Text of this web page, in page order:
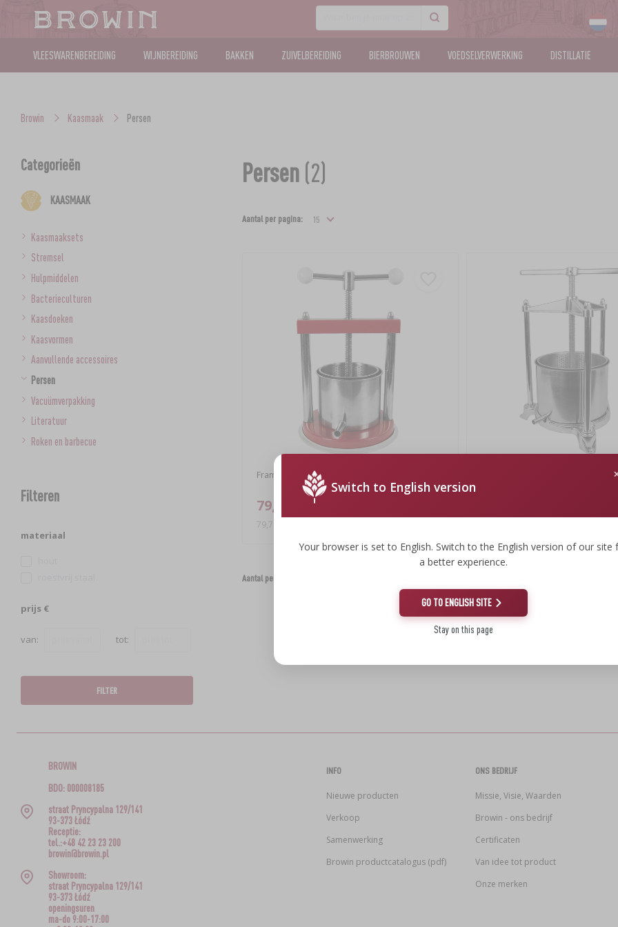
VLEESWARENBEREIDING WIJNBEREIDING BAKKEN ZUIVELBEREIDING BIERBROUWEN VOEDSELVERWERKING DISTILLATIE
Browin Kaasmaak Persen
Categorieën
KAASMAAK
Kaasmaaksets
Stremsel
Hulpmiddelen
Bacterieculturen
Kaasdoeken
Kaasvormen
Aanvullende accessoires
Persen
Vacuümverpakking
Literatuur
Roken en barbecue
Filteren
materiaal
prijs €
van: tot:
FILTER
Persen(2)
Aantal per pagina:
Framepers voor fruit - roestvrij staal, 1,2 l
79,70 €
79,70 EUR/st.
Framepers voor fruit - roestvrij
Aantal per pagina:
Switch to English version
Your browser is set to English. Switch to the English version of our site
a better experience.
GO TO ENGLISH SITE
Stay on this page
BROWIN
BDO: 000008185
straat Pryncypalna 129/141
93-373 Łódź
Receptie:
tel.:+48 42 23 23 200
browin@browin.pl
Showroom:
straat Pryncypalna 129/141
93-373 Łódź
openingsuren
ma-do 9:00-17:00
INFO
Nieuwe producten
Verkoop
Samenwerking
Browin productcatalogus (pdf)
ONS BEDRIJF
Missie, Visie, Waarden
Browin - ons bedrijf
Certificaten
Van idee tot product
Onze merken